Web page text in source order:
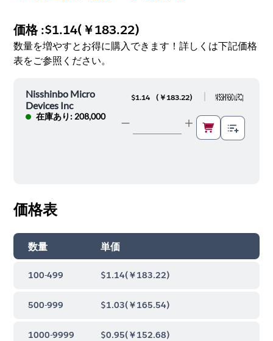
価格 :$1.14(￥183.22)
数量を増やすとお得に購入できます！詳しくは下記価格
表をご参照ください。
Nisshinbo Micro
Devices Inc
在庫あり: 208,000
$1.14 ( ￥183.22)
価格表
数量 単価
100-499 $1.14(￥183.22)
500-999 $1.03(￥165.54)
1000-9999 $0.95(￥152.68)